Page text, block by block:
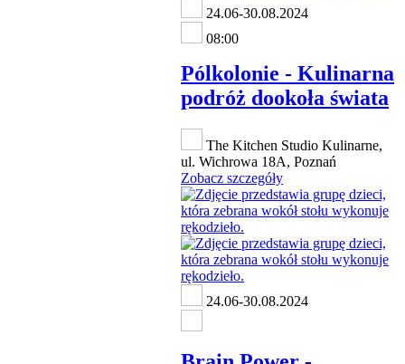
24.06-30.08.2024
08:00
Pólkolonie - Kulinarna
podróż dookoła świata
The Kitchen Studio Kulinarne,
ul. Wichrowa 18A, Poznań
Zobacz szczegóły
24.06-30.08.2024